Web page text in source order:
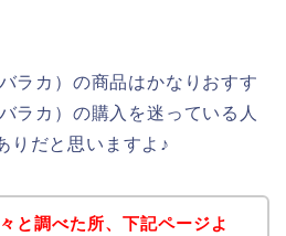
ラカ）の商品はかなりおすす
ラカ）の購入を迷っている人
りだと思いますよ♪
と調べた所、下記ページよ